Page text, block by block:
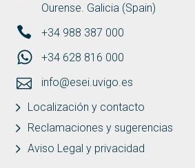
Ourense. Galicia (Spain)
+34 988 387 000
+34 628 816 000
info@esei.uvigo.es
Localización y contacto
Reclamaciones y sugerencias
Aviso Legal y privacidad